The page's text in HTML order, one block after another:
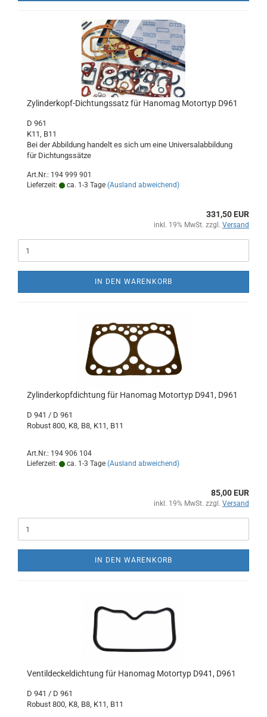
Zylinderkopf-Dichtungssatz für Hanomag Motortyp D961
D 961
K11, B11
Bei der Abbildung handelt es sich um eine Universalabbildung
für Dichtungssätze
Art.Nr.: 194 999 901
Lieferzeit:
ca. 1-3 Tage (Ausland abweichend)
331,50 EUR
inkl. 19% MwSt. zzgl. Versand
IN DEN WARENKORB
Zylinderkopfdichtung für Hanomag Motortyp D941, D961
D 941 / D 961
Robust 800, K8, B8, K11, B11
Art.Nr.: 194 906 104
Lieferzeit:
ca. 1-3 Tage (Ausland abweichend)
85,00 EUR
inkl. 19% MwSt. zzgl. Versand
IN DEN WARENKORB
Ventildeckeldichtung für Hanomag Motortyp D941, D961
D 941 / D 961
Robust 800, K8, B8, K11, B11